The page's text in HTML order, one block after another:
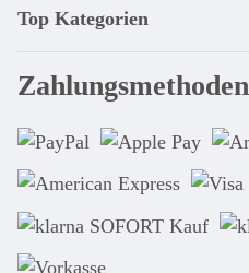
Top Kategorien
Zahlungsmethoden